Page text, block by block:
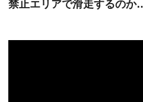
禁止エリアで滑走するのか